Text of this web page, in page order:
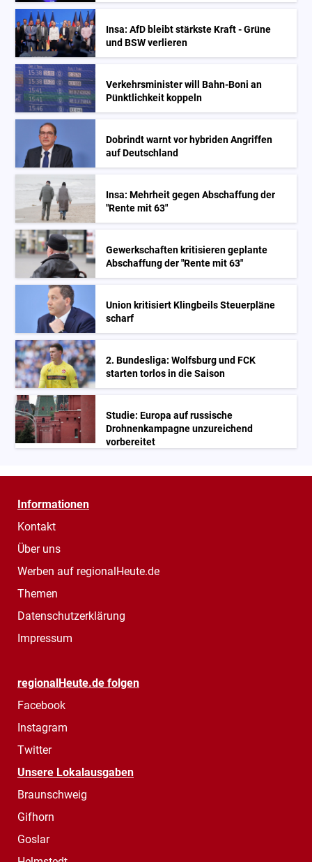
Insa: AfD bleibt stärkste Kraft - Grüne
und BSW verlieren
Verkehrsminister will Bahn-Boni an
Pünktlichkeit koppeln
Dobrindt warnt vor hybriden Angriffen
auf Deutschland
Insa: Mehrheit gegen Abschaffung der
"Rente mit 63"
Gewerkschaften kritisieren geplante
Abschaffung der "Rente mit 63"
Union kritisiert Klingbeils Steuerpläne
scharf
2. Bundesliga: Wolfsburg und FCK
starten torlos in die Saison
Studie: Europa auf russische
Drohnenkampagne unzureichend
vorbereitet
Informationen
Kontakt
Über uns
Werben auf regionalHeute.de
Themen
Datenschutzerklärung
Impressum
regionalHeute.de folgen
Facebook
Instagram
Twitter
Unsere Lokalausgaben
Braunschweig
Gifhorn
Goslar